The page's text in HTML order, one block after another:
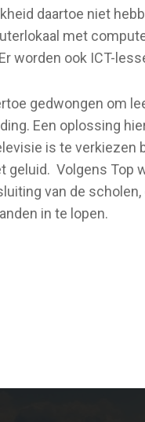
daartoe niet
met
worden ook ICT-
gedwongen om
Een oplossing
is te verkiezen
geluid. Volgens Top
van de scholen,
in te lopen.